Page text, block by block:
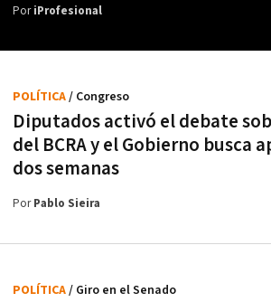
PoriProfesional
Diputados activó el debate
del BCRA y el Gobierno busca
dos semanas
POLÍTICA/ Congreso
PorPablo Sieira
POLÍTICA/ Giro en el Senado